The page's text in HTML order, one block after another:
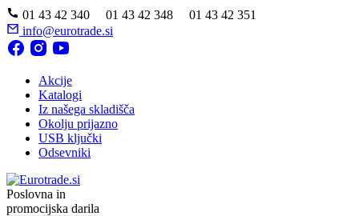
01 43 42 340 01 43 42 348 01 43 42 351
info@eurotrade.si
Akcije
Katalogi
Iz našega skladišča
Okolju prijazno
USB ključki
Odsevniki
Poslovna in
promocijska darila